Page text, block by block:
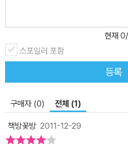
나리오 작가이기도 한 코지크는 영화
에 세심히 담아냈다. 시내 광장에서 필
영화를 보는 것처럼 생생하게 느껴진
큼 감동적인 음악의 선율에 꽁꽁 얼었
양이를 좇던 슈붑케 경사마저 도시 전
책을 읽고 음악을 직접 연주하며 다
현재 0
스포일러 포함
등록
구매자 (0) 전체 (1)
책방꽃방 2011-12-29